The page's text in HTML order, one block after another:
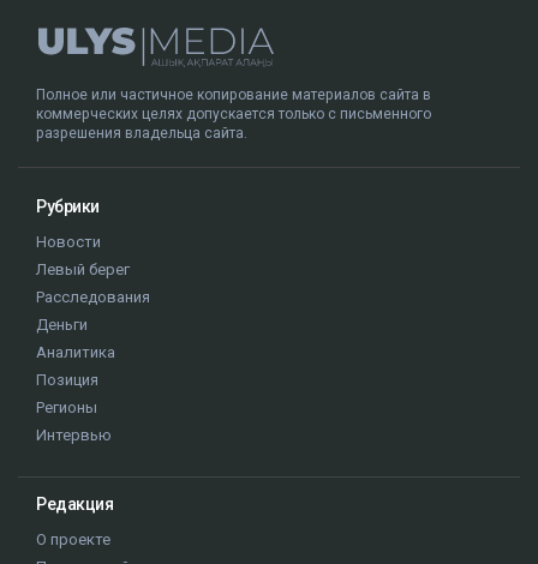
Полное или частичное копирование материалов сайта в
коммерческих целях допускается только с письменного
разрешения владельца сайта.
Рубрики
Новости
Левый берег
Расследования
Деньги
Аналитика
Позиция
Регионы
Интервью
Редакция
О проекте